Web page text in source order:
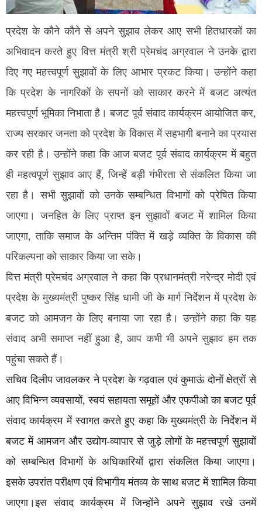
प्रदेश के कौने कौने से अपने सुझाव लेकर आए सभी हितधारकों का
अभिवादन करते हुए वित्त मंत्री श्री प्रेमचंद अग्रवाल ने उनके द्वारा
दिए गए महत्त्वपूर्ण सुझावों के लिए आभार प्रकट किया। उन्होंने कहा
कि प्रदेश के नागरिकों के सपनों को साकार करने में बजट अत्यंत
महत्त्वपूर्ण भूमिका निभाता है। बजट पूर्व संवाद कार्यक्रम आयोजित कर,
राज्य सरकार जनता को प्रदेश के विकास में सहभागी बनाने का प्रयास
कर रही है। उन्होंने कहा कि आज बजट पूर्व संवाद कार्यक्रम में बहुत
ही महत्वपूर्ण सुझाव आए हैं, जिन्हें बड़ी गंभीरता से संकलित किया जा
रहा है। सभी सुझावों को उनके सम्बन्धित विभागों को प्रेषित किया
जाएगा। जनहित के लिए प्राप्त इन सुझावों बजट में शामिल किया
जाएगा, ताकि समाज के अन्तिम पंक्ति में खड़े व्यक्ति के विकास की
परिकल्पना को साकार किया जा सके।
वित्त मंत्री प्रेमचंद अग्रवाल ने कहा कि प्रधानमंत्री नरेन्द्र मोदी एवं
प्रदेश के मुख्यमंत्री पुष्कर सिंह धामी जी के मार्ग निर्देशन में प्रदेश के
बजट को आमजन के लिए बनाया जा रहा है। उन्होंने कहा कि यह
संवाद अभी समाप्त नहीं हुआ है, आप कभी भी अपने सुझाव हम तक
पहुंचा सकते हैं।
सचिव दिलीप जावलकर ने प्रदेश के गढ़वाल एवं कुमाऊं दोनों क्षेत्रों से
आए विभिन्न व्यवसायों, स्वयं सहायता समूहों और एफपीओ का बजट पूर्व
संवाद कार्यक्रम में स्वागत करते हुए कहा कि मुख्यमंत्री के निर्देशन में
बजट में आमजन और उद्योग-व्यापार से जुड़े लोगों के महत्त्वपूर्ण सुझावों
को सम्बन्धित विभागों के अधिकारियों द्वारा संकलित किया जाएगा।
इसके उपरांत परीक्षण एवं विभागीय मंतव्य के साथ बजट में शामिल किया
जाएगा।इस संवाद कार्यक्रम में जिन्होंने अपने सुझाव रखे उनमें